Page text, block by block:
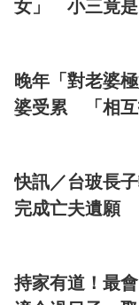
女」 小三竟是
晚年「對老婆
婆受累 「相互
快訊／台玻長
完成亡夫遺願
持家有道！最